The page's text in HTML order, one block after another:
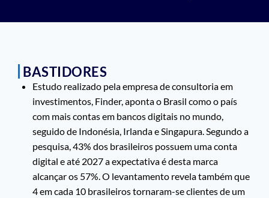
BASTIDORES
Estudo realizado pela empresa de consultoria em
investimentos, Finder, aponta o Brasil como o país
com mais contas em bancos digitais no mundo,
seguido de Indonésia, Irlanda e Singapura. Segundo a
pesquisa, 43% dos brasileiros possuem uma conta
digital e até 2027 a expectativa é desta marca
alcançar os 57%. O levantamento revela também que
4 em cada 10 brasileiros tornaram-se clientes de um